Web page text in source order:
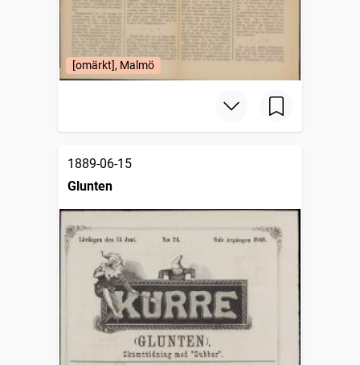
[omärkt], Malmö
1889-06-15
Glunten